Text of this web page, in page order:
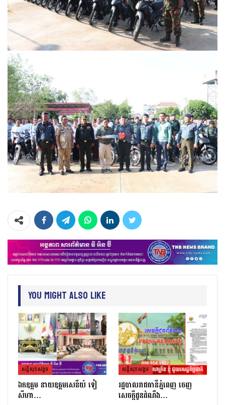
You Might Also Like
សន្តិសុខសង្គម
ឯកឧត្តម នាយឧត្តមសេនីយ៍ ទៀ
សីហា…
សន្តិសុខសង្គម
រដ្ឋបាលរាជធានីភ្នំពេញ ចេញ
សេចក្តីជូនដំណឹង…